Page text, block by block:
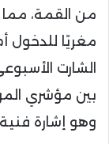
من القمة،
مغريًا للدخول
الشارت
وهو إشارة